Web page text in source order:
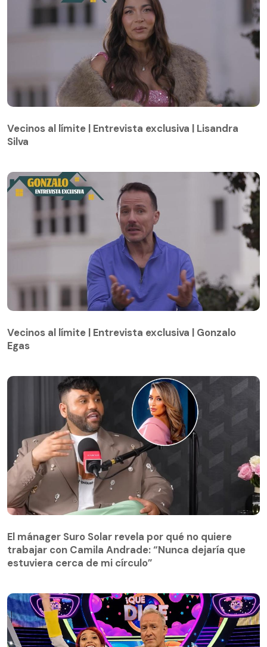
Silva
Vecinos al límite | Entrevista exclusiva | Lisandra
Silva
Egas
Vecinos al límite | Entrevista exclusiva | Gonzalo
Egas
El mánager Suro Solar revela por qué no quiere
trabajar con Camila Andrade: “Nunca dejaría que
estuviera cerca de mi círculo”